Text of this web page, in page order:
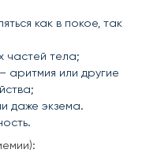
как в покое, так
частей тела;
аритмия или другие
даже экзема.